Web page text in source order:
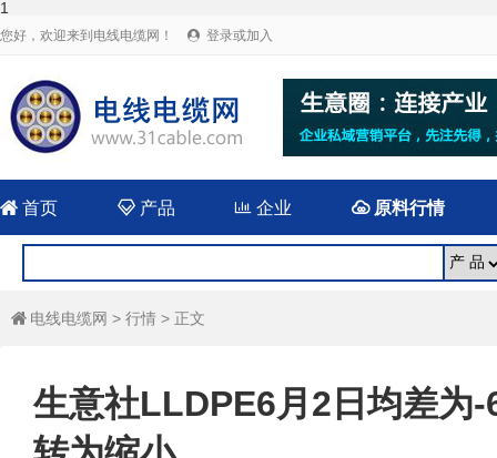
1
您好，欢迎来到电线电缆网！  登录或加入
 首页 产品  企业 原料行情
 电线电缆网 > 行情 > 正文
生意社LLDPE6月2日均差为